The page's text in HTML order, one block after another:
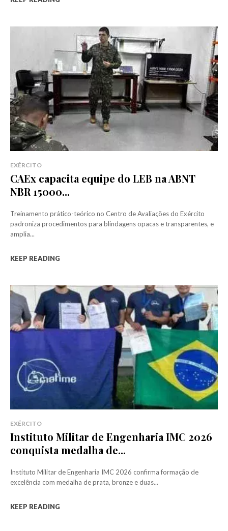
EXÉRCITO
CAEx capacita equipe do LEB na ABNT
NBR 15000...
Treinamento prático-teórico no Centro de Avaliações do Exército
padroniza procedimentos para blindagens opacas e transparentes, e
amplia...
KEEP READING
EXÉRCITO
Instituto Militar de Engenharia IMC 2026
conquista medalha de...
Instituto Militar de Engenharia IMC 2026 confirma formação de
excelência com medalha de prata, bronze e duas...
KEEP READING